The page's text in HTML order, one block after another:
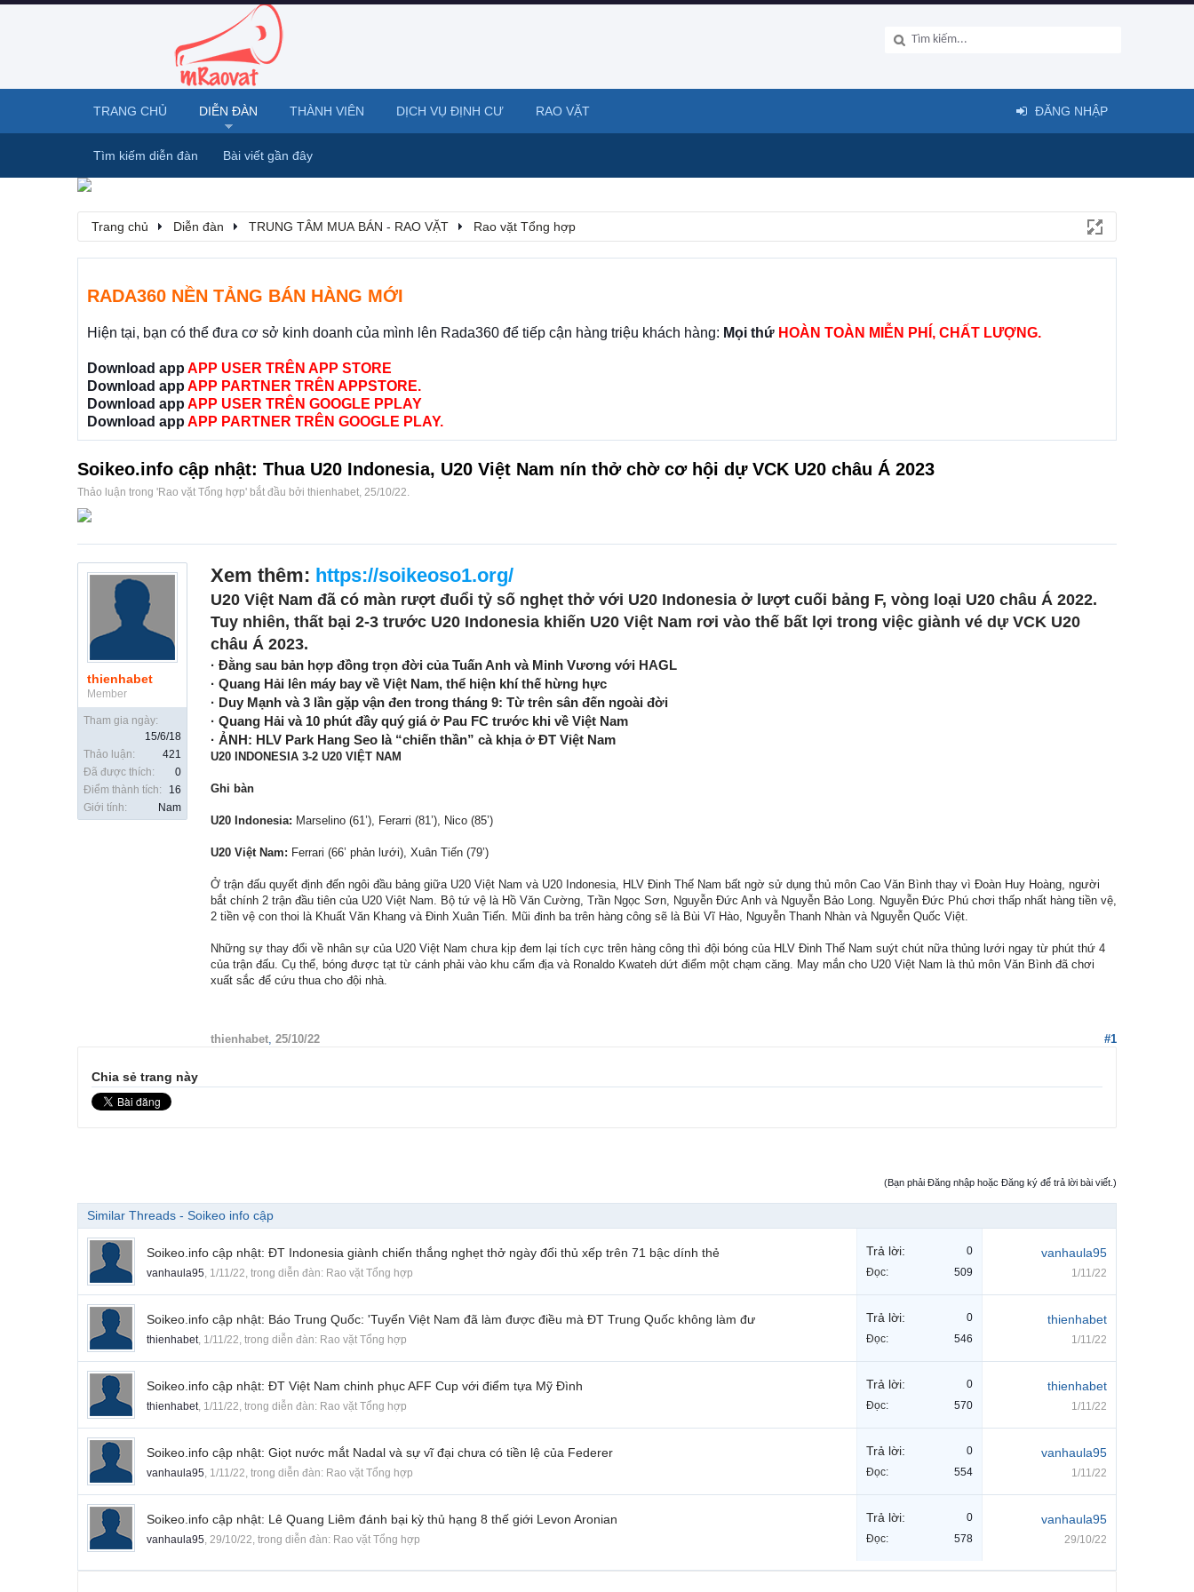
Trang chủ Diễn đàn TRUNG TÂM MUA BÁN - RAO VẶT Rao vặt Tổng hợp
RADA360 NỀN TẢNG BÁN HÀNG MỚI
Hiện tại, bạn có thể đưa cơ sở kinh doanh của mình lên Rada360 để tiếp cận hàng triệu khách hàng: Mọi thứ HOÀN TOÀN MIỄN PHÍ, CHẤT LƯỢNG.
Download app APP USER TRÊN APP STORE
Download app APP PARTNER TRÊN APPSTORE.
Download app APP USER TRÊN GOOGLE PPLAY
Download app APP PARTNER TRÊN GOOGLE PLAY.
Soikeo.info cập nhật: Thua U20 Indonesia, U20 Việt Nam nín thở chờ cơ hội dự VCK U20 châu Á 2023
Thảo luận trong 'Rao vặt Tổng hợp' bắt đầu bởi thienhabet, 25/10/22.
thienhabet
Member
Tham gia ngày:
15/6/18
Thảo luận:
421
Đã được thích:
0
Điểm thành tích:
16
Giới tính:
Nam
Xem thêm: https://soikeoso1.org/
U20 Việt Nam đã có màn rượt đuổi tỷ số nghẹt thở với U20 Indonesia ở lượt cuối bảng F, vòng loại U20 châu Á 2022.
Tuy nhiên, thất bại 2-3 trước U20 Indonesia khiến U20 Việt Nam rơi vào thế bất lợi trong việc giành vé dự VCK U20
châu Á 2023.
· Đằng sau bản hợp đồng trọn đời của Tuấn Anh và Minh Vương với HAGL
· Quang Hải lên máy bay về Việt Nam, thể hiện khí thế hừng hực
· Duy Mạnh và 3 lần gặp vận đen trong tháng 9: Từ trên sân đến ngoài đời
· Quang Hải và 10 phút đầy quý giá ở Pau FC trước khi về Việt Nam
· ẢNH: HLV Park Hang Seo là “chiến thần” cà khịa ở ĐT Việt Nam
U20 INDONESIA 3-2 U20 VIỆT NAM
Ghi bàn
U20 Indonesia: Marselino (61’), Ferarri (81’), Nico (85’)
U20 Việt Nam: Ferrari (66’ phản lưới), Xuân Tiến (79’)
Ở trận đấu quyết định đến ngôi đầu bảng giữa U20 Việt Nam và U20 Indonesia, HLV Đinh Thế Nam bất ngờ sử dụng thủ môn Cao Văn Bình thay vì Đoàn Huy Hoàng, người
bắt chính 2 trận đầu tiên của U20 Việt Nam. Bộ tứ vệ là Hồ Văn Cường, Trần Ngọc Sơn, Nguyễn Đức Anh và Nguyễn Bảo Long. Nguyễn Đức Phú chơi thấp nhất hàng tiền vệ,
2 tiền vệ con thoi là Khuất Văn Khang và Đinh Xuân Tiến. Mũi đinh ba trên hàng công sẽ là Bùi Vĩ Hào, Nguyễn Thanh Nhàn và Nguyễn Quốc Việt.
Những sự thay đổi về nhân sự của U20 Việt Nam chưa kịp đem lại tích cực trên hàng công thì đội bóng của HLV Đinh Thế Nam suýt chút nữa thủng lưới ngay từ phút thứ 4
của trận đấu. Cụ thể, bóng được tạt từ cánh phải vào khu cấm địa và Ronaldo Kwateh dứt điểm một chạm căng. May mắn cho U20 Việt Nam là thủ môn Văn Bình đã chơi
xuất sắc để cứu thua cho đội nhà.
thienhabet, 25/10/22 #1
Chia sẻ trang này
(Bạn phải Đăng nhập hoặc Đăng ký để trả lời bài viết.)
Similar Threads - Soikeo info cập
Soikeo.info cập nhật: ĐT Indonesia giành chiến thắng nghẹt thở ngày đối thủ xếp trên 71 bậc dính thẻ
vanhaula95, 1/11/22, trong diễn đàn: Rao vặt Tổng hợp
Trả lời:
0
Đọc:
509
vanhaula95
1/11/22
Soikeo.info cập nhật: Báo Trung Quốc: 'Tuyển Việt Nam đã làm được điều mà ĐT Trung Quốc không làm đư
thienhabet, 1/11/22, trong diễn đàn: Rao vặt Tổng hợp
Trả lời:
0
Đọc:
546
thienhabet
1/11/22
Soikeo.info cập nhật: ĐT Việt Nam chinh phục AFF Cup với điểm tựa Mỹ Đình
thienhabet, 1/11/22, trong diễn đàn: Rao vặt Tổng hợp
Trả lời:
0
Đọc:
570
thienhabet
1/11/22
Soikeo.info cập nhật: Giọt nước mắt Nadal và sự vĩ đại chưa có tiền lệ của Federer
vanhaula95, 1/11/22, trong diễn đàn: Rao vặt Tổng hợp
Trả lời:
0
Đọc:
554
vanhaula95
1/11/22
Soikeo.info cập nhật: Lê Quang Liêm đánh bại kỳ thủ hạng 8 thế giới Levon Aronian
vanhaula95, 29/10/22, trong diễn đàn: Rao vặt Tổng hợp
Trả lời:
0
Đọc:
578
vanhaula95
29/10/22
TRANG CHỦ DIỄN ĐÀN
Tìm kiếm diễn đàn Bài viết gần đây
THÀNH VIÊN DỊCH VỤ ĐỊNH CƯ RAO VẶT ĐĂNG NHẬP